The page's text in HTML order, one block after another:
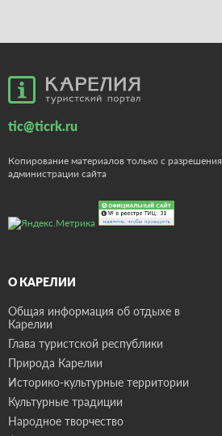
tic@ticrk.ru
Копирование материалов только с разрешения
администрации сайта
О КАРЕЛИИ
Общая информация об отдыхе в
Карелии
Глава туристской республики
Природа Карелии
Историко-культурные территории
Культурные традиции
Народное творчество